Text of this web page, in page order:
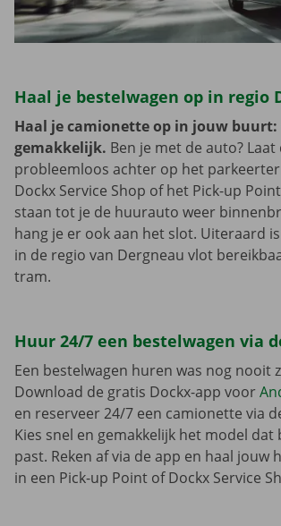
Haal je bestelwagen op in regio
Haal je camionette op in jouw buurt:
gemakkelijk. Ben je met de auto? Laat
probleemloos achter op het
Dockx Service Shop of het Pick-up
staan tot je de huurauto weer
hang je er ook aan het slot. Uiteraard
in de regio van Dergneau vlot
tram.
Huur 24/7 een bestelwagen via
Een bestelwagen huren was nog nooit
Download de gratis Dockx-app voor
en reserveer 24/7 een camionette via
Kies snel en gemakkelijk het model
past. Reken af via de app en haal jouw
in een Pick-up Point of Dockx Service